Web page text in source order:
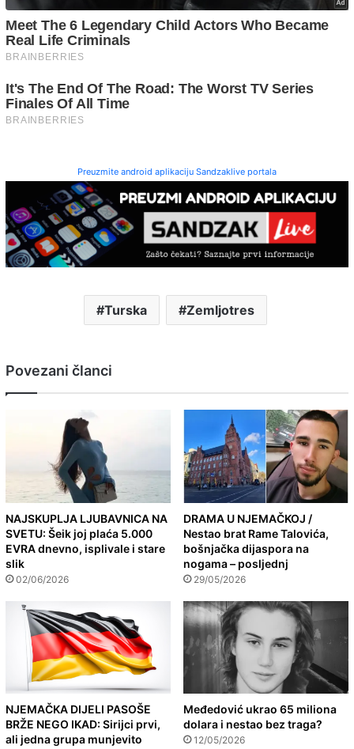
Preuzmite android aplikaciju Sandzaklive portala
Turska Zemljotres
Povezani članci
NAJSKUPLJA LJUBAVNICA NA
SVETU: Šeik joj plaća 5.000
EVRA dnevno, isplivale i stare
slik
02/06/2026
DRAMA U NJEMAČKOJ /
Nestao brat Rame Talovića,
bošnjačka dijaspora na
nogama – posljednj
29/05/2026
NJEMAČKA DIJELI PASOŠE
BRŽE NEGO IKAD: Sirijci prvi,
ali jedna grupa munjevito
Međedović ukrao 65 miliona
dolara i nestao bez traga?
12/05/2026